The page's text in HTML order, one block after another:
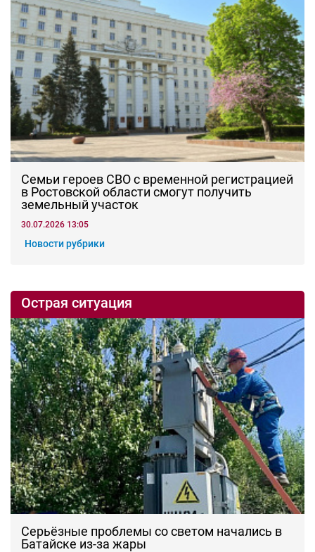
Семьи героев СВО с временной регистрацией
в Ростовской области смогут получить
земельный участок
30.07.2026 13:05
Новости рубрики
Острая ситуация
Серьёзные проблемы со светом начались в
Батайске из-за жары